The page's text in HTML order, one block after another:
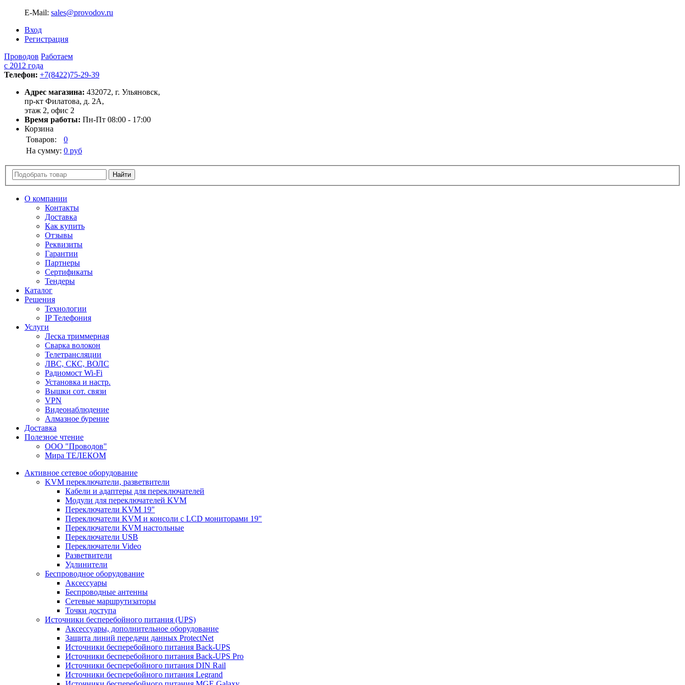
E-Mail: sales@provodov.ru
Вход
Регистрация
Проводов Работаем
с 2012 года
Телефон: +7(8422)75-29-39
Адрес магазина: 432072, г. Ульяновск,
пр-кт Филатова, д. 2А,
этаж 2, офис 2
Время работы: Пн-Пт 08:00 - 17:00
Корзина
Товаров:
0
На сумму: 0 руб
О компании
Контакты
Доставка
Как купить
Отзывы
Реквизиты
Гарантии
Партнеры
Сертификаты
Тендеры
Каталог
Решения
Технологии
IP Телефония
Услуги
Леска триммерная
Сварка волокон
Телетрансляции
ЛВС, СКС, ВОЛС
Радиомост Wi-Fi
Установка и настр.
Вышки сот. связи
VPN
Видеонаблюдение
Алмазное бурение
Доставка
Полезное чтение
ООО "Проводов"
Мира ТЕЛЕКОМ
Активное сетевое оборудование
KVM переключатели, разветвители
Кабели и адаптеры для переключателей
Модули для переключателей KVM
Переключатели KVM 19"
Переключатели KVM и консоли с LCD мониторами 19"
Переключатели KVM настольные
Переключатели USB
Переключатели Video
Разветвители
Удлинители
Беспроводное оборудование
Аксессуары
Беспроводные антенны
Сетевые маршрутизаторы
Точки доступа
Источники бесперебойного питания (UPS)
Аксессуары, дополнительное оборудование
Защита линий передачи данных ProtectNet
Источники бесперебойного питания Back-UPS
Источники бесперебойного питания Back-UPS Pro
Источники бесперебойного питания DIN Rail
Источники бесперебойного питания Legrand